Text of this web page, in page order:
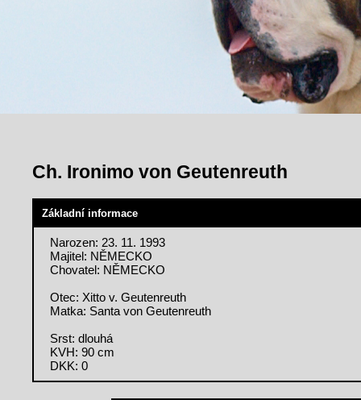
Ch. Ironimo von Geutenreuth
Základní informace
Narozen: 23. 11. 1993
Majitel: NĚMECKO
Chovatel: NĚMECKO
Otec: Xitto v. Geutenreuth
Matka: Santa von Geutenreuth
Srst: dlouhá
KVH: 90 cm
DKK: 0